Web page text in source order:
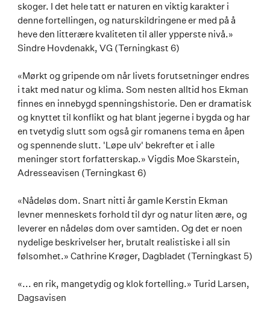
skoger. I det hele tatt er naturen en viktig karakter i
denne fortellingen, og naturskildringene er med på å
heve den litterære kvaliteten til aller ypperste nivå.»
Sindre Hovdenakk, VG (Terningkast 6)
«Mørkt og gripende om når livets forutsetninger endres
i takt med natur og klima. Som nesten alltid hos Ekman
finnes en innebygd spenningshistorie. Den er dramatisk
og knyttet til konflikt og hat blant jegerne i bygda og har
en tvetydig slutt som også gir romanens tema en åpen
og spennende slutt. 'Løpe ulv' bekrefter et i alle
meninger stort forfatterskap.» Vigdis Moe Skarstein,
Adresseavisen (Terningkast 6)
«Nådeløs dom. Snart nitti år gamle Kerstin Ekman
levner menneskets forhold til dyr og natur liten ære, og
leverer en nådeløs dom over samtiden. Og det er noen
nydelige beskrivelser her, brutalt realistiske i all sin
følsomhet.» Cathrine Krøger, Dagbladet (Terningkast 5)
«... en rik, mangetydig og klok fortelling.» Turid Larsen,
Dagsavisen